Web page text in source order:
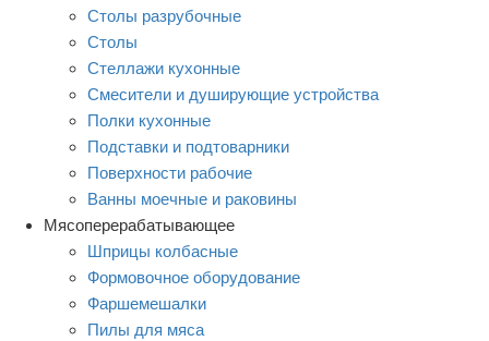
Столы разрубочные
Столы
Стеллажи кухонные
Смесители и душирующие устройства
Полки кухонные
Подставки и подтоварники
Поверхности рабочие
Ванны моечные и раковины
Мясоперерабатывающее
Шприцы колбасные
Формовочное оборудование
Фаршемешалки
Пилы для мяса